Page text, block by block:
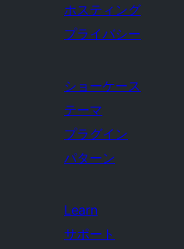
ホスティング
プライバシー
ショーケース
テーマ
プラグイン
パターン
Learn
サポート